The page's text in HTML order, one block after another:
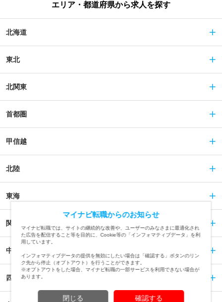
エリア・都道府県から求人を探す
北海道
東北
北関東
首都圏
甲信越
北陸
東海
関西
中国
四国
マイナビ転職からのお知らせ
マイナビ転職では、サイトの継続的な改善や、ユーザーのみなさまに最適化され
た広告を配信すること等を目的に、Cookie等の「インフォマティブデータ」を利
用しています。
インフォマティブデータの提供を無効にしたい場合は「確認する」ボタンのリン
ク先から停止（オプトアウト）を行うことができます。
※オプトアウトをした場合、マイナビ転職の一部サービスを利用できない場合が
あります。
閉じる 確認する